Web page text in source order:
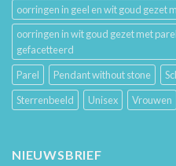
oorringen in geel en wit goud gezet
oorringen in wit goud gezet met
gefacetteerd
Parel
Pendant without stone
Sterrenbeeld
Unisex Vrouwen
NIEUWSBRIEF